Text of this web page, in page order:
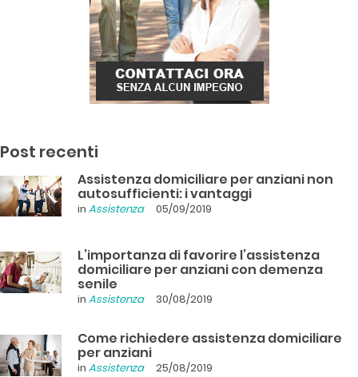
Post recenti
Assistenza domiciliare per anziani non
autosufficienti: i vantaggi
in Assistenza 05/09/2019
L’importanza di favorire l’assistenza
domiciliare per anziani con demenza
senile
in Assistenza 30/08/2019
Come richiedere assistenza domiciliare
per anziani
in Assistenza 25/08/2019